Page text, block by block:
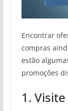
Encontrar
compras
estão
promoções
1.